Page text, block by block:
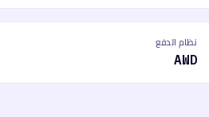
نظام الدفع
AWD